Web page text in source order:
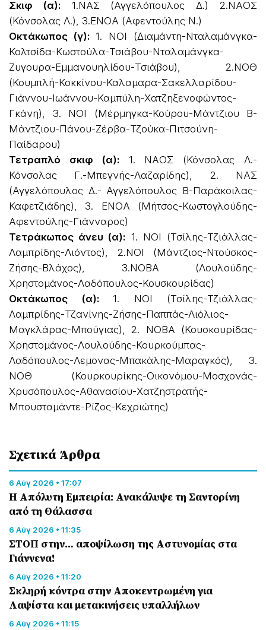
Σκιφ (α):1.ΝΑΣ (Αγγελόπουλος Δ.) 2.ΝΑΟΣ
(Κόνσολας Λ.), 3.ΕΝΟΑ (Αφεντούλης Ν.)
Οκτάκωπος (γ): 1. ΝΟΙ (Διαμάντη-Νταλαμάνγκα-
Κολτσίδα-Κωστούλα-Τσιάβου-Νταλαμάνγκα-
Ζυγουρα-Εμμανουηλίδου-Τσιάβου), 2.ΝΟΘ
(Κουμπλή-Κοκκίνου-Καλαμαρα-Σακελλαρίδου-
Γιάννου-Ιωάννου-Καμπύλη-Χατζηξενοφώντος-
Γκάνη), 3. ΝΟΙ (Μέρμηγκα-Κούρου-Μάντζιου Β-
Μάντζιου-Πάνου-Ζέρβα-Τζούκα-Πιτσούνη-
Παίδαρου)
Τετραπλό σκιφ (α):1. ΝΑΟΣ (Κόνσολας Λ.-
Κόνσολας Γ.-Μπεγνής-Λαζαρίδης), 2. ΝΑΣ
(Αγγελόπουλος Δ.- Αγγελόπουλος Β-Παράκοιλας-
Καφετζιάδης), 3. ΕΝΟΑ (Μήτσος-Κωστογλούδης-
Αφεντούλης-Γιάνναρος)
Τετράκωπος άνευ (α): 1. ΝΟΙ (Τσίλης-Τζιάλλας-
Λαμπρίδης-Λιόντος), 2.ΝΟΙ (Μάντζιος-Ντούσκος-
Ζήσης-Βλάχος), 3.ΝΟΒΑ (Λουλούδης-
Χρηστομάνος-Λαδόπουλος-Κουσκουρίδας)
Οκτάκωπος (α): 1. ΝΟΙ (Τσίλης-Τζιάλλας-
Λαμπρίδης-Τζανίνης-Ζήσης-Παππάς-Λιόλιος-
Μαγκλάρας-Μπούγιας), 2. ΝΟΒΑ (Κουσκουρίδας-
Χρηστομάνος-Λουλούδης-Κουρκούμπας-
Λαδόπουλος-Λεμονας-Μπακάλης-Μαραγκός), 3.
ΝΟΘ (Κουρκουρίκης-Οικονόμου-Μοσχονάς-
Χρυσόπουλος-Αθανασίου-Χατζηστρατής-
Μπουσταμάντε-Ρίζος-Κεχριώτης)
Σχετικά Άρθρα
6 Αύγ 2026 • 17:07
Η Απόλυτη Εμπειρία: Ανακάλυψε τη Σαντορίνη
από τη Θάλασσα
6 Αύγ 2026 • 11:35
ΣΤΟΠ στην… αποψίλωση της Αστυνομίας στα
Γιάννενα!
6 Αύγ 2026 • 11:20
Σκληρή κόντρα στην Αποκεντρωμένη για
Λαψίστα και μετακινήσεις υπαλλήλων
6 Αύγ 2026 • 11:15